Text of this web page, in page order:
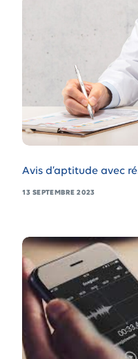
Avis d’aptitude avec
13 SEPTEMBRE 2023